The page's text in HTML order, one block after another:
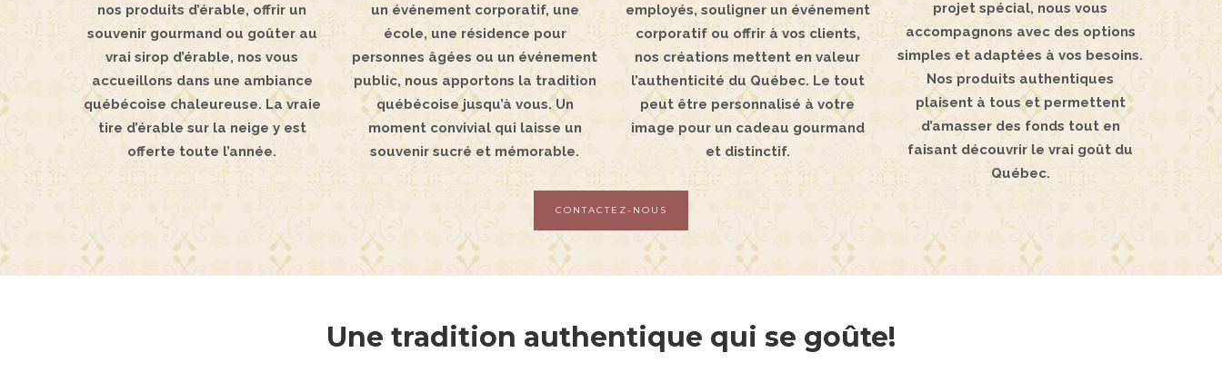
nos produits d’érable, offrir un
souvenir gourmand ou goûter au
vrai sirop d’érable, nos vous
accueillons dans une ambiance
québécoise chaleureuse. La vraie
tire d’érable sur la neige y est
offerte toute l’année.
un événement corporatif, une
école, une résidence pour
personnes âgées ou un événement
public, nous apportons la tradition
québécoise jusqu’à vous. Un
moment convivial qui laisse un
souvenir sucré et mémorable.
employés, souligner un événement
corporatif ou offrir à vos clients,
nos créations mettent en valeur
l’authenticité du Québec. Le tout
peut être personnalisé à votre
image pour un cadeau gourmand
et distinctif.
projet spécial, nous vous
accompagnons avec des options
simples et adaptées à vos besoins.
Nos produits authentiques
plaisent à tous et permettent
d’amasser des fonds tout en
faisant découvrir le vrai goût du
Québec.
CONTACTEZ-NOUS
Une tradition authentique qui se goûte!